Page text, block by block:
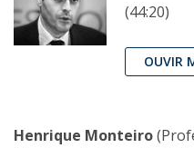
(44:20)
OUVIR
Henrique Monteiro